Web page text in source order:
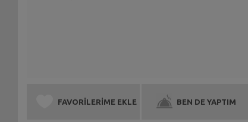
FAVORİLERİME EKLE BEN DE YAPTIM